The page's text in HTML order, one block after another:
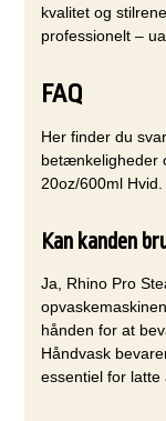
kvalitet og
professionelt –
FAQ
Her finder du
betænkeligheder
20oz/600ml Hvid.
Kan kanden
Ja, Rhino Pro
hånden for at
Håndvask
essentiel for latte